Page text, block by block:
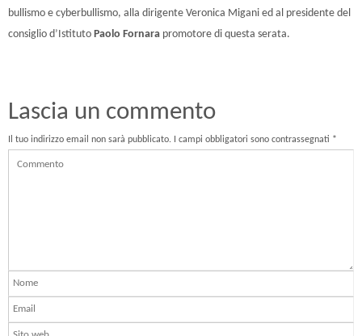
bullismo e cyberbullismo, alla dirigente Veronica Migani ed al presidente del
consiglio d’Istituto Paolo Fornara promotore di questa serata.
Lascia un commento
Il tuo indirizzo email non sarà pubblicato. I campi obbligatori sono contrassegnati *